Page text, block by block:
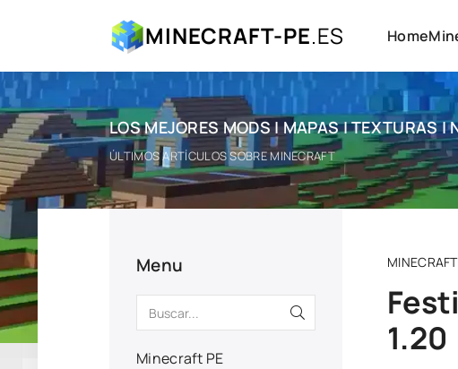
MINECRAFT-PE.ES Home
LOS MEJORES MODS | MAPAS | TEXTURAS |
ÚLTIMOS ARTÍCULOS SOBRE MINECRAFT
1.20
Menu
Minecraft PE